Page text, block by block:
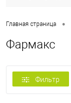
Главная страница •
Фармакс
Фильтр